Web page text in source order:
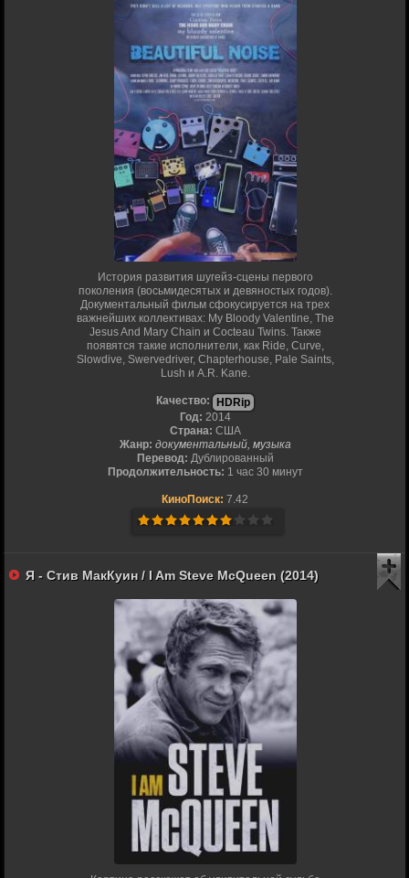
История развития шугейз-сцены первого
поколения (восьмидесятых и девяностых годов).
Документальный фильм сфокусируется на трех
важнейших коллективах: My Bloody Valentine, The
Jesus And Mary Chain и Cocteau Twins. Также
появятся такие исполнители, как Ride, Curve,
Slowdive, Swervedriver, Chapterhouse, Pale Saints,
Lush и A.R. Kane.
Качество:
HDRip
Год: 2014
Страна: США
Жанр: документальный, музыка
Перевод: Дублированный
Продолжительность: 1 час 30 минут
КиноПоиск: 7.42
Я - Стив МакКуин / I Am Steve McQueen (2014)